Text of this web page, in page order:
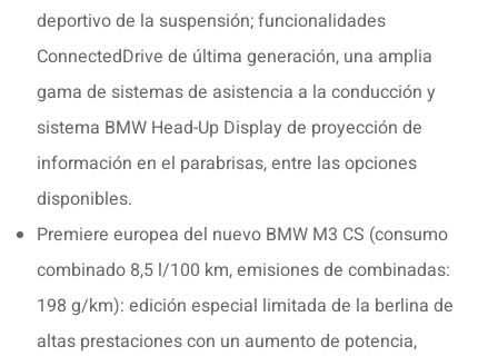
deportivo de la suspensión; funcionalidades
ConnectedDrive de última generación, una amplia
gama de sistemas de asistencia a la conducción y
sistema BMW Head-Up Display de proyección de
información en el parabrisas, entre las opciones
disponibles.
Premiere europea del nuevo BMW M3 CS (consumo
combinado 8,5 l/100 km, emisiones de combinadas:
198 g/km): edición especial limitada de la berlina de
altas prestaciones con un aumento de potencia,